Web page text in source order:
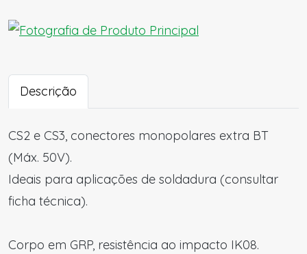
Descrição
CS2 e CS3, conectores monopolares extra BT
(Máx. 50V).
Ideais para aplicações de soldadura (consultar
ficha técnica).
Corpo em GRP, resistência ao impacto IK08.